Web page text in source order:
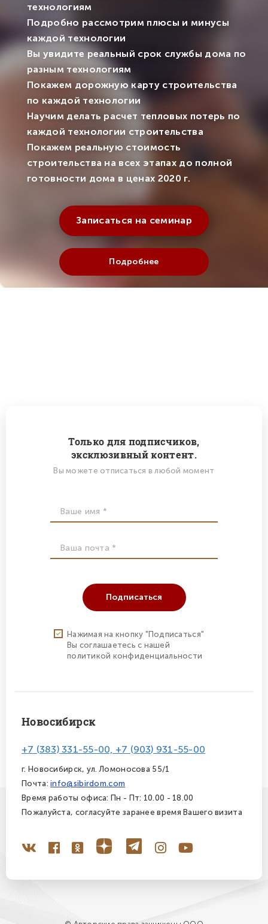
технологиям
Подробно рассмотрим плюсы и минусы
каждой технологии
Вы увидите реальный срок службы дома по
разным технологиям
Покажем дорожную карту строительства
по каждой технологии
Научим делать расчет тепловых потерь по
каждой технологии строительства
Покажем реальную стоимость
строительства на всех этапах до полной
готовности дома в ценах 2020 г.
Записаться на семинар
Подробнее
Только для подписчиков,
эксклюзивный контент.
Вы можете отписаться в любой момент
Подписаться
Нажимая на кнопку "Подписаться"
Вы соглашаетесь с нашей
политикой конфиденциальности
Новосибирск
+7 (383) 331-55-00, +7 (903) 931-55-00
г. Новосибирск, ул. Ломоносова 55/1
Почта:info@sibirdom.com
Время работы офиса: Пн - Пт: 10.00 - 18.00
Пожалуйста, согласуйте заранее время Вашего визита